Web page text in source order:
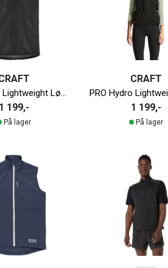
1 199,-
På lager
CRAFT
1 199,-
På lager